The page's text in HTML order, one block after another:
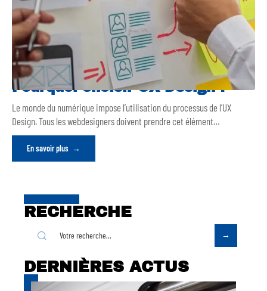
Pourquoi choisir UX Design ?
Le monde du numérique impose l’utilisation du processus de l’UX
Design. Tous les webdesigners doivent prendre cet élément…
En savoir plus
RECHERCHE
DERNIÈRES ACTUS